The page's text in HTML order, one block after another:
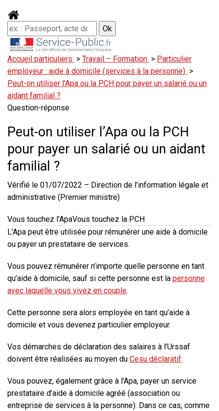
Accueil particuliers > Travail – Formation > Particulier
employeur : aide à domicile (services à la personne) >
Peut-on utiliser l’Apa ou la PCH pour payer un salarié ou un
aidant familial ?
Question-réponse
Peut-on utiliser l’Apa ou la PCH
pour payer un salarié ou un aidant
familial ?
Vérifié le 01/07/2022 – Direction de l’information légale et
administrative (Premier ministre)
Vous touchez l’ApaVous touchez la PCH
L’Apa peut être utilisée pour rémunérer une aide à domicile
ou payer un prestataire de services.
Vous pouvez rémunérer n’importe quelle personne en tant
qu’aide à domicile, sauf si cette personne est la personne
avec laquelle vous vivez en couple.
Cette personne sera alors employée en tant qu’aide à
domicile et vous devenez particulier employeur.
Vos démarches de déclaration des salaires à l’Urssaf
doivent être réalisées au moyen du Cesu déclaratif.
Vous pouvez, également grâce à l’Apa, payer un service
prestataire d’aide à domicile agréé (association ou
entreprise de services à la personne). Dans ce cas, comme